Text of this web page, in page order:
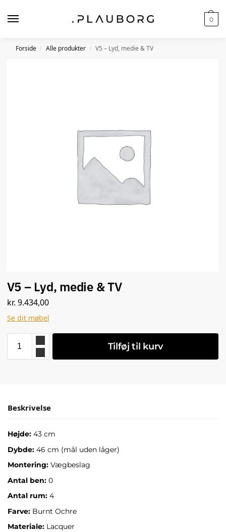
0
Forside / Alle produkter / V5 – Lyd, medie & TV
V5 – Lyd, medie & TV
kr. 9.434,00
Se dit møbel
Tilføj til kurv
Beskrivelse
Højde: 43 cm
Dybde: 46 cm (mål uden låger)
Montering: Vægbeslag
Antal ben: 0
Antal rum: 4
Farve: Burnt Ochre
Materiale: Lacquer